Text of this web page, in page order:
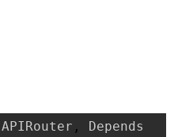
APIRouter ,